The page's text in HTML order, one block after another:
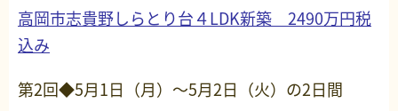
高岡市志貴野しらとり台４LDK新築 2490万円税
込み
第2回◆5月1日（月）～5月2日（火）の2日間